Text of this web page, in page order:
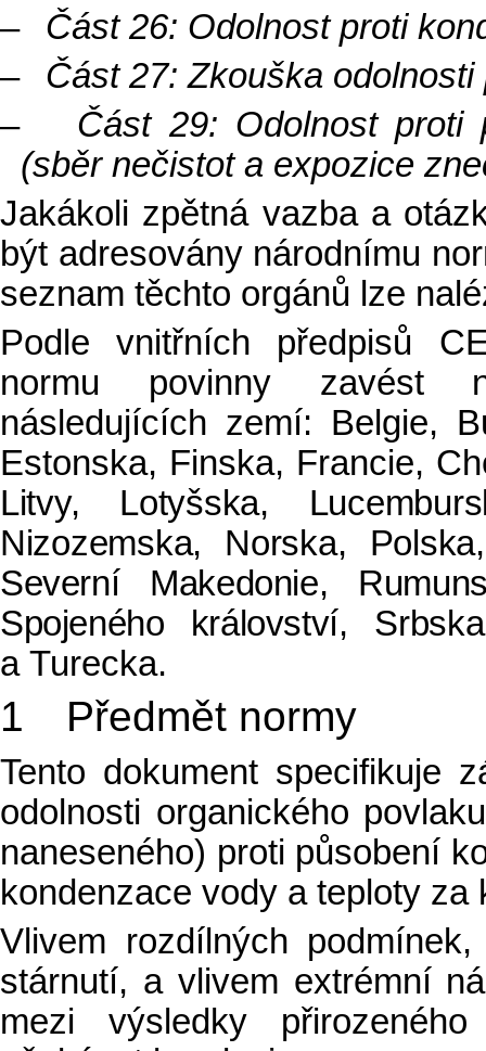
–
Část 26: Odolnost proti
–
Část 27: Zkouška
–
Část 29: Odolnost proti
(sběr nečistot a expozice
Jakákoli zpětná vazba a
být adresovány národnímu
seznam těchto orgánů lze
Podle vnitřních předpisů
normu povinny zavést
následujících zemí: Belgie,
Estonska, Finska, Francie,
Litvy, Lotyšska,
Nizozemska, Norska,
Severní Makedonie,
Spojeného království,
a Turecka.
1 Předmět normy
Tento dokument specifikuje
odolnosti organického
naneseného) proti působení
kondenzace vody a teploty
Vlivem rozdílných
stárnutí, a vlivem extrémní
mezi výsledky